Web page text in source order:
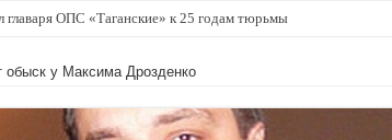
ОПС «Таганские» к 25 годам тюрьмы
обыск у Максима Дрозденко